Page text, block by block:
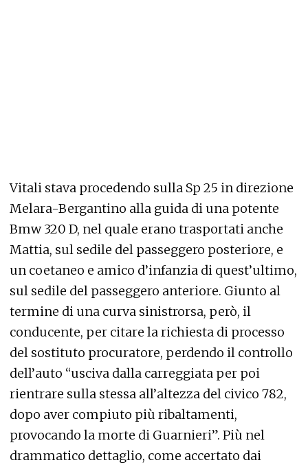
Vitali stava procedendo sulla Sp 25 in direzione
Melara-Bergantino alla guida di una potente
Bmw 320 D, nel quale erano trasportati anche
Mattia, sul sedile del passeggero posteriore, e
un coetaneo e amico d’infanzia di quest’ultimo,
sul sedile del passeggero anteriore. Giunto al
termine di una curva sinistrorsa, però, il
conducente, per citare la richiesta di processo
del sostituto procuratore, perdendo il controllo
dell’auto “usciva dalla carreggiata per poi
rientrare sulla stessa all’altezza del civico 782,
dopo aver compiuto più ribaltamenti,
provocando la morte di Guarnieri”. Più nel
drammatico dettaglio, come accertato dai